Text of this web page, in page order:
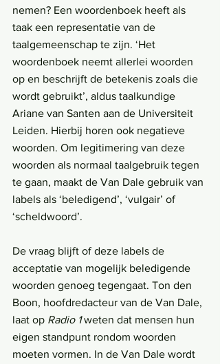
nemen? Een woordenboek heeft als
taak een representatie van de
taalgemeenschap te zijn. ‘Het
woordenboek neemt allerlei woorden
op en beschrijft de betekenis zoals die
wordt gebruikt’, aldus taalkundige
Ariane van Santen aan de Universiteit
Leiden. Hierbij horen ook negatieve
woorden. Om legitimering van deze
woorden als normaal taalgebruik tegen
te gaan, maakt de Van Dale gebruik van
labels als ‘beledigend’, ‘vulgair’ of
‘scheldwoord’.
De vraag blijft of deze labels de
acceptatie van mogelijk beledigende
woorden genoeg tegengaat. Ton den
Boon, hoofdredacteur van de Van Dale,
laat op Radio 1 weten dat mensen hun
eigen standpunt rondom woorden
moeten vormen. In de Van Dale wordt